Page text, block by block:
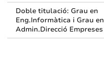
Doble titulació: Grau en
Eng.Informàtica i Grau en
Admin.Direcció Empreses